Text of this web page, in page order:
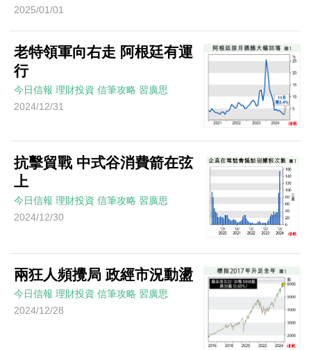
2025/01/01
老特領軍向右走 阿根廷有運
行
今日信報 理財投資 信筆攻略 習廣思
2024/12/31
抗擊貿戰 中式谷消費箭在弦
上
今日信報 理財投資 信筆攻略 習廣思
2024/12/30
兩狂人頻攪局 政經市況動盪
今日信報 理財投資 信筆攻略 習廣思
2024/12/28